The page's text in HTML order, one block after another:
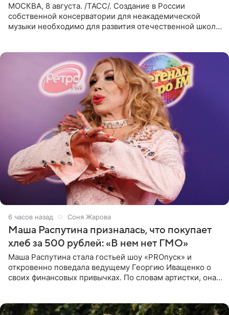
МОСКВА, 8 августа. /ТАСС/. Создание в России
собственной консерватории для неакадемической
музыки необходимо для развития отечественной школы
6 часов назад Соня Жарова
Маша Распутина призналась, что покупает
хлеб за 500 рублей: «В нем нет ГМО»
Маша Распутина стала гостьей шоу «PROпуск» и
откровенно поведала ведущему Георгию Иващенко о
своих финансовых привычках. По словам артистки, она